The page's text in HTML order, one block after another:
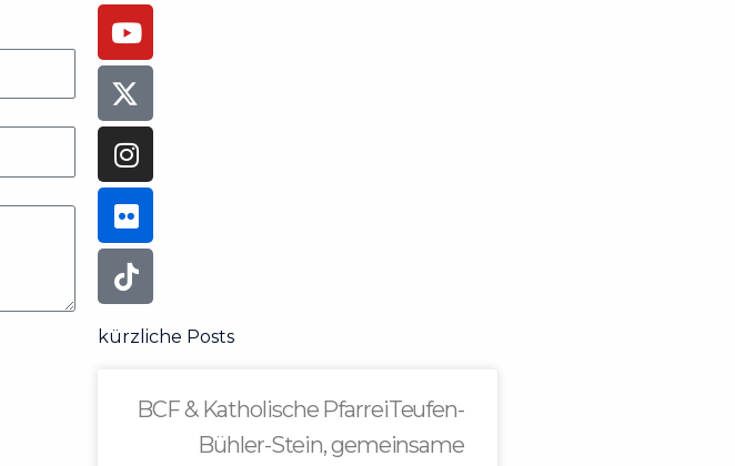
kürzliche Posts
BCF & Katholische PfarreiTeufen-
Bühler-Stein, gemeinsame